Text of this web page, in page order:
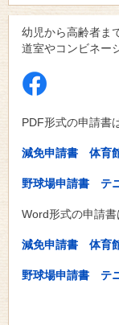
幼児から高齢者ま
道室やコンビネー
PDF形式の申請書
減免申請書 体育
野球場申請書 テ
Word形式の申請書
減免申請書 体育
野球場申請書 テ